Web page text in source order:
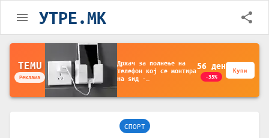
УТРЕ.MK
TEMU
Реклама
Држач за полнење на
телефон кој се монтира
на ѕид -
за чување на покрај
56 ден
-35%
Купи
СПОРТ